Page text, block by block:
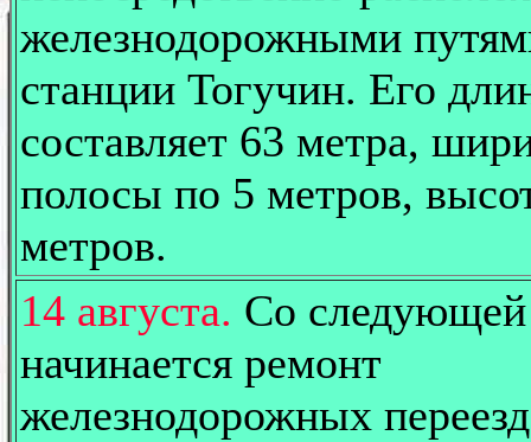
железнодорожными
станции Тогучин. Его
составляет 63 метра,
полосы по 5 метров,
метров.
14 августа. Со следующей
начинается ремонт
железнодорожных